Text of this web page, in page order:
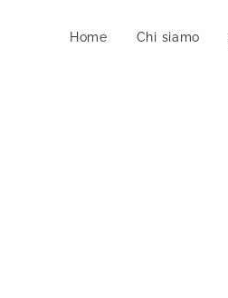
Home Chi siamo